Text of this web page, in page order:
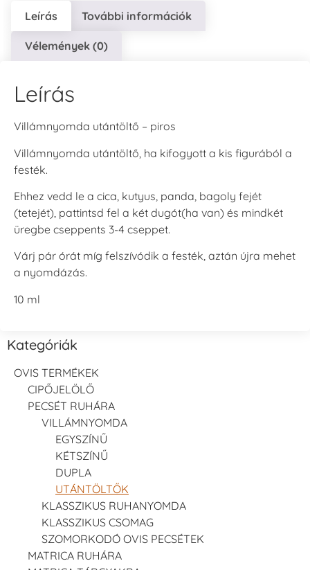
Leírás További információk
Vélemények (0)
Leírás
Villámnyomda utántöltő – piros
Villámnyomda utántöltő, ha kifogyott a kis figurából a
festék.
Ehhez vedd le a cica, kutyus, panda, bagoly fejét
(tetejét), pattintsd fel a két dugót(ha van) és mindkét
üregbe cseppents 3-4 cseppet.
Várj pár órát míg felszívódik a festék, aztán újra mehet
a nyomdázás.
10 ml
Kategóriák
OVIS TERMÉKEK
CIPŐJELÖLŐ
PECSÉT RUHÁRA
VILLÁMNYOMDA
EGYSZÍNŰ
KÉTSZÍNŰ
DUPLA
UTÁNTÖLTŐK
KLASSZIKUS RUHANYOMDA
KLASSZIKUS CSOMAG
SZOMORKODÓ OVIS PECSÉTEK
MATRICA RUHÁRA